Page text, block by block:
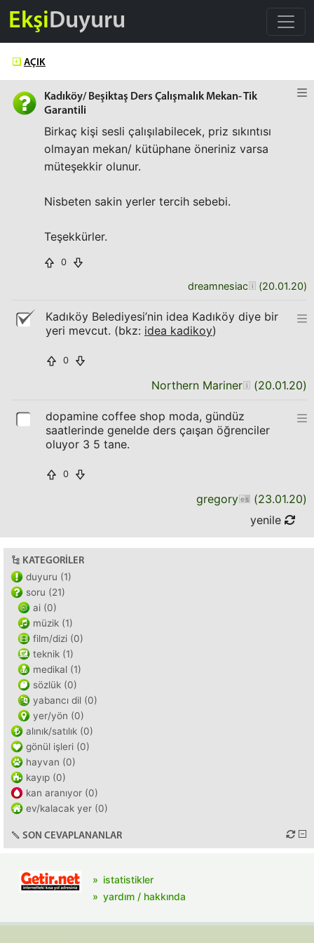
EkşiDuyuru
AÇIK
Kadıköy/ Beşiktaş Ders Çalışmalık Mekan- Tik
Garantili
Birkaç kişi sesli çalışılabilecek, priz sıkıntısı
olmayan mekan/ kütüphane öneriniz varsa
müteşekkir olunur.
Nisbeten sakin yerler tercih sebebi.
Teşekkürler.
0
dreamnesiac (20.01.20)
Kadıköy Belediyesi’nin idea Kadıköy diye bir
yeri mevcut. (bkz: idea kadikoy)
0
Northern Mariner (20.01.20)
dopamine coffee shop moda, gündüz
saatlerinde genelde ders çaışan öğrenciler
oluyor 3 5 tane.
0
gregory (23.01.20)
yenile
KATEGORILER
duyuru (1)
soru (21)
ai (0)
müzik (1)
film/dizi (0)
teknik (1)
medikal (1)
sözlük (0)
yabancı dil (0)
yer/yön (0)
alınık/satılık (0)
gönül işleri (0)
hayvan (0)
kayıp (0)
kan aranıyor (0)
ev/kalacak yer (0)
SON CEVAPLANANLAR
istatistikler
yardım / hakkında